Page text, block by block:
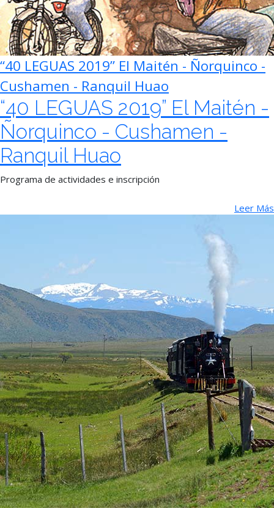
“40 LEGUAS 2019” El Maitén - Ñorquinco -
Cushamen - Ranquil Huao
“40 LEGUAS 2019” El Maitén -
Ñorquinco - Cushamen -
Ranquil Huao
Programa de actividades e inscripción
Leer Más